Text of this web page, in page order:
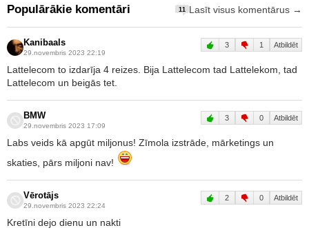
Populārākie komentāri 11 Lasīt visus komentārus →
Kanibaals
29.novembris 2023 22:19
3 1 Atbildēt
Lattelecom to izdarīja 4 reizes. Bija Lattelecom tad Lattelekom, tad
Lattelecom un beigās tet.
BMW
29.novembris 2023 17:09
3 0 Atbildēt
Labs veids kā apgūt miljonus! Zīmola izstrāde, mārketings un
skaties, pārs miljoni nav!
Vērotājs
29.novembris 2023 22:24
2 0 Atbildēt
Kretīni dejo dienu un nakti